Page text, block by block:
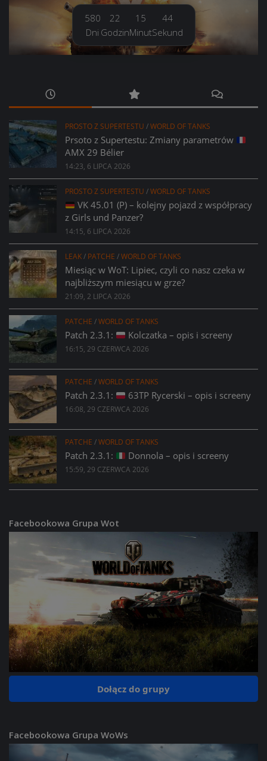
580
Dni
22
Godzin
15
Minut
45
Sekund
PROSTO Z SUPERTESTU /WORLD OF TANKS
Prsoto z Supertestu: Zmiany parametrów
AMX 29 Bélier
14:23, 6 LIPCA 2026
PROSTO Z SUPERTESTU /WORLD OF TANKS
VK 45.01 (P) – kolejny pojazd z współpracy
z Girls und Panzer?
14:15, 6 LIPCA 2026
LEAK/ PATCHE /WORLD OF TANKS
Miesiąc w WoT: Lipiec, czyli co nasz czeka w
najbliższym miesiącu w grze?
21:09, 2 LIPCA 2026
PATCHE /WORLD OF TANKS
Patch 2.3.1: Kolczatka – opis i screeny
16:15, 29 CZERWCA 2026
PATCHE /WORLD OF TANKS
Patch 2.3.1: 63TP Rycerski – opis i screeny
16:08, 29 CZERWCA 2026
PATCHE /WORLD OF TANKS
Patch 2.3.1: Donnola – opis i screeny
15:59, 29 CZERWCA 2026
Facebookowa Grupa Wot
Dołącz do grupy
Facebookowa Grupa WoWs